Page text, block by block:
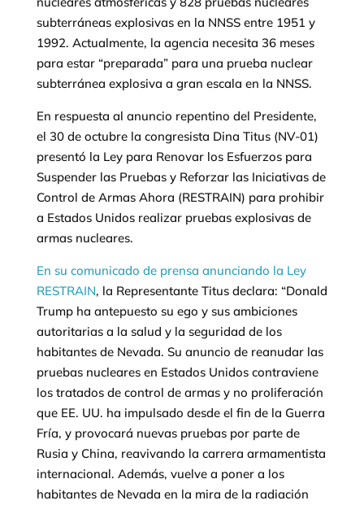
subterráneas explosivas en la NNSS entre 1951 y
1992. Actualmente, la agencia necesita 36 meses
para estar “preparada” para una prueba nuclear
subterránea explosiva a gran escala en la NNSS.
En respuesta al anuncio repentino del Presidente,
el 30 de octubre la congresista Dina Titus (NV-01)
presentó la Ley para Renovar los Esfuerzos para
Suspender las Pruebas y Reforzar las Iniciativas de
Control de Armas Ahora (RESTRAIN) para prohibir
a Estados Unidos realizar pruebas explosivas de
armas nucleares.
En su comunicado de prensa anunciando la Ley
RESTRAIN, la Representante Titus declara: “Donald
Trump ha antepuesto su ego y sus ambiciones
autoritarias a la salud y la seguridad de los
habitantes de Nevada. Su anuncio de reanudar las
pruebas nucleares en Estados Unidos contraviene
los tratados de control de armas y no proliferación
que EE. UU. ha impulsado desde el fin de la Guerra
Fría, y provocará nuevas pruebas por parte de
Rusia y China, reavivando la carrera armamentista
internacional. Además, vuelve a poner a los
habitantes de Nevada en la mira de la radiación